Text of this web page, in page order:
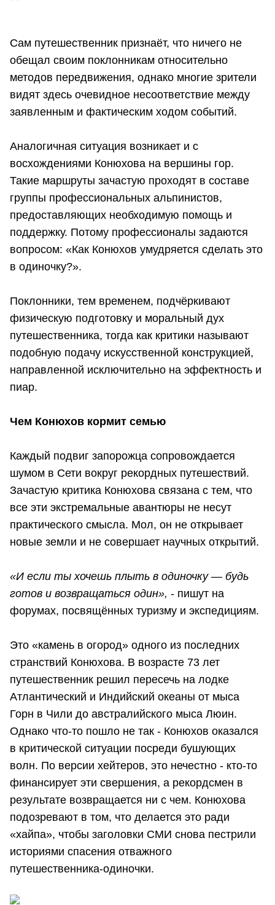
Сам путешественник признаёт, что ничего не
обещал своим поклонникам относительно
методов передвижения, однако многие зрители
видят здесь очевидное несоответствие между
заявленным и фактическим ходом событий.
Аналогичная ситуация возникает и с
восхождениями Конюхова на вершины гор.
Такие маршруты зачастую проходят в составе
группы профессиональных альпинистов,
предоставляющих необходимую помощь и
поддержку. Потому профессионалы задаются
вопросом: «Как Конюхов умудряется сделать это
в одиночку?».
Поклонники, тем временем, подчёркивают
физическую подготовку и моральный дух
путешественника, тогда как критики называют
подобную подачу искусственной конструкцией,
направленной исключительно на эффектность и
пиар.
Чем Конюхов кормит семью
Каждый подвиг запорожца сопровождается
шумом в Сети вокруг рекордных путешествий.
Зачастую критика Конюхова связана с тем, что
все эти экстремальные авантюры не несут
практического смысла. Мол, он не открывает
новые земли и не совершает научных открытий.
«И если ты хочешь плыть в одиночку — будь
готов и возвращаться один», - пишут на
форумах, посвящённых туризму и экспедициям.
Это «камень в огород» одного из последних
странствий Конюхова. В возрасте 73 лет
путешественник решил пересечь на лодке
Атлантический и Индийский океаны от мыса
Горн в Чили до австралийского мыса Люин.
Однако что-то пошло не так - Конюхов оказался
в критической ситуации посреди бушующих
волн. По версии хейтеров, это нечестно - кто-то
финансирует эти свершения, а рекордсмен в
результате возвращается ни с чем. Конюхова
подозревают в том, что делается это ради
«хайпа», чтобы заголовки СМИ снова пестрили
историями спасения отважного
путешественника-одиночки.